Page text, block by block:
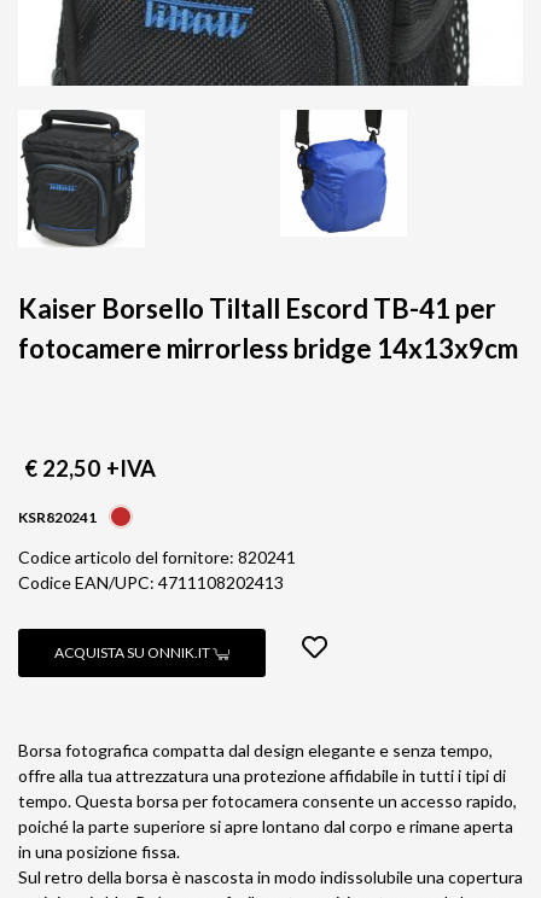
Kaiser Borsello Tiltall Escord TB-41 per
fotocamere mirrorless bridge 14x13x9cm
€ 22,50 +IVA
KSR820241
Codice articolo del fornitore: 820241
Codice EAN/UPC: 4711108202413
ACQUISTA SU ONNIK.IT
Borsa fotografica compatta dal design elegante e senza tempo,
offre alla tua attrezzatura una protezione affidabile in tutti i tipi di
tempo. Questa borsa per fotocamera consente un accesso rapido,
poiché la parte superiore si apre lontano dal corpo e rimane aperta
in una posizione fissa.
Sul retro della borsa è nascosta in modo indissolubile una copertura